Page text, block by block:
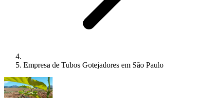
Empresa de Tubos Gotejadores em São Paulo